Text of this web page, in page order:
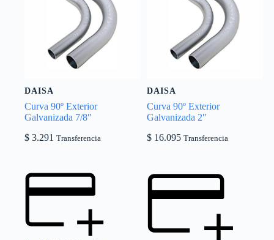
DAISA
Curva 90º Exterior
Galvanizada 7/8″
$ 3.291 Transferencia
DAISA
Curva 90º Exterior
Galvanizada 2″
$ 16.095 Transferencia